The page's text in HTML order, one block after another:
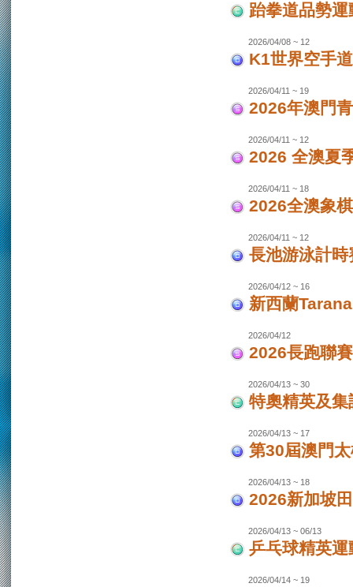
跆拳道品勢
2026/04/08 ~ 12
K1世界空手
2026/04/11 ~ 19
2026年澳門
2026/04/11 ~ 12
2026 全澳夏
2026/04/11 ~ 18
2026全澳象
2026/04/11 ~ 12
長池游泳計
2026/04/12 ~ 16
新西蘭
2026/04/12
2026長跑聯
2026/04/13 ~ 30
特奧精英及
2026/04/13 ~ 17
第30屆澳門
2026/04/13 ~ 18
2026新加坡
2026/04/13 ~ 06/13
乒乓球精英
2026/04/14 ~ 19